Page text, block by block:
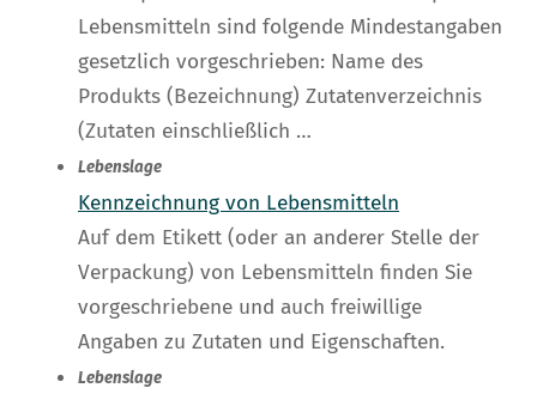
Lebensmitteln sind folgende Mindestangaben
gesetzlich vorgeschrieben: Name des
Produkts (Bezeichnung) Zutatenverzeichnis
(Zutaten einschließlich …
Lebenslage
Kennzeichnung von Lebensmitteln
Auf dem Etikett (oder an anderer Stelle der
Verpackung) von Lebensmitteln finden Sie
vorgeschriebene und auch freiwillige
Angaben zu Zutaten und Eigenschaften.
Lebenslage